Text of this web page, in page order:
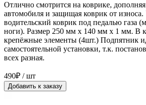
Отлично смотрится на коврике,
автомобиля и защищая коврик от износа.
водительский коврик под педалью газа
ноги). Размер 250 мм x 140 мм x 1 мм. В
крепёжные элементы (4шт.) Подпятник
самостоятельной установки, т.к.
всех разная.
490₽ / шт
Добавить к заказу